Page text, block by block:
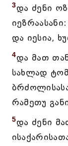
3და ძენი
და იესია,
4და მათ
სახლად
რამეთუ
5და ძენი